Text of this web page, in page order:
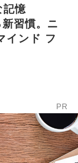
記憶
習慣。ニ
インド フ
PR